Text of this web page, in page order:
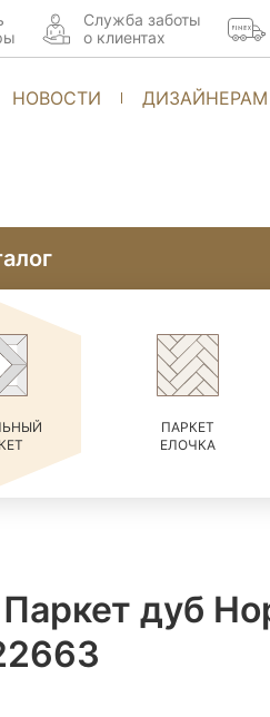
НОВОСТИ ДИЗАЙНЕРАМ
Cлужба заботы
о клиентах
ПАРКЕТ
ЕЛОЧКА
дуб